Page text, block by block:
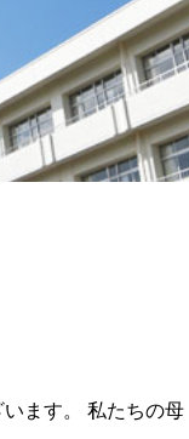
ます。 私たちの母